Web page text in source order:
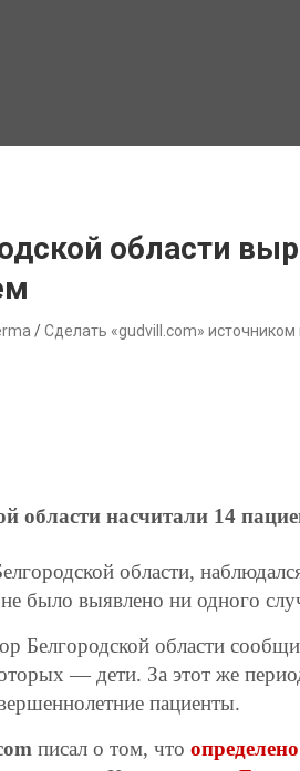
области
Сделать «gudvill.com» источником
области насчитали 14
области,
было выявлено ни одного
Белгородской области
— дети. За этот же
пациенты.
писал о том, что